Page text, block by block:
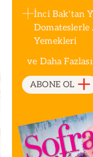
İnci Bak'tan
Domateslerle
Yemekleri
ve Daha Fazlası
ABONE OL